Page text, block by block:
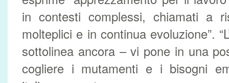
in contesti complessi, chiamati a
molteplici e in continua evoluzione”.
sottolinea ancora – vi pone in una
cogliere i mutamenti e i bisogni